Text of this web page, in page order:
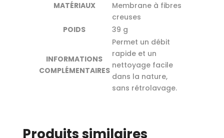
MATÉRIAUX
Membrane à fibres
creuses
POIDS
39 g
INFORMATIONS
COMPLÉMENTAIRES
Permet un débit
rapide et un
nettoyage facile
dans la nature,
sans rétrolavage.
Produits similaires